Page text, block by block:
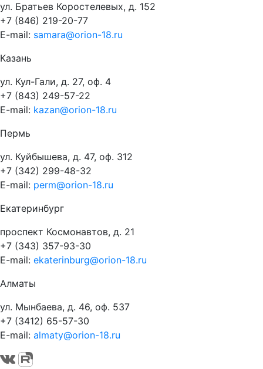
ул. Братьев Коростелевых, д. 152
+7 (846) 219-20-77
E-mail: samara@orion-18.ru
Казань
ул. Кул-Гали, д. 27, оф. 4
+7 (843) 249-57-22
E-mail: kazan@orion-18.ru
Пермь
ул. Куйбышева, д. 47, оф. 312
+7 (342) 299-48-32
E-mail: perm@orion-18.ru
Екатеринбург
проспект Космонавтов, д. 21
+7 (343) 357-93-30
E-mail: ekaterinburg@orion-18.ru
Алматы
ул. Мынбаева, д. 46, оф. 537
+7 (3412) 65-57-30
E-mail: almaty@orion-18.ru